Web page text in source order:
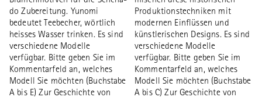
do Zubereitung. Yunomi
bedeutet Teebecher, wörtlich
heisses Wasser trinken. Es sind
verschiedene Modelle
verfügbar. Bitte geben Sie im
Kommentarfeld an, welches
Modell Sie möchten (Buchstabe
A bis E) Zur Geschichte von
Produktionstechniken mit
modernen Einflüssen und
künstlerischen Designs. Es sind
verschiedene Modelle
verfügbar. Bitte geben Sie im
Kommentarfeld an, welches
Modell Sie möchten (Buchstabe
A bis C) Zur Geschichte von